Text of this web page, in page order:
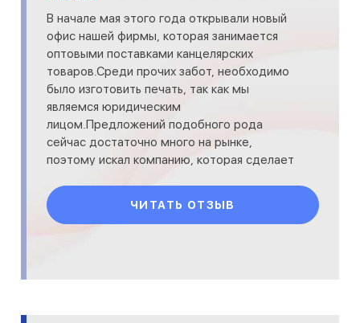
В начале мая этого года открывали новый
офис нашей фирмы, которая занимается
оптовыми поставками канцелярских
товаров.Среди прочих забот, необходимо
было изготовить печать, так как мы
являемся юридическим
лицом.Предложений подобного рода
сейчас достаточно много на рынке,
поэтому искал компанию, которая сделает
качественно.Просмотрев несколько сайто
ЧИТАТЬ ОТЗЫВ